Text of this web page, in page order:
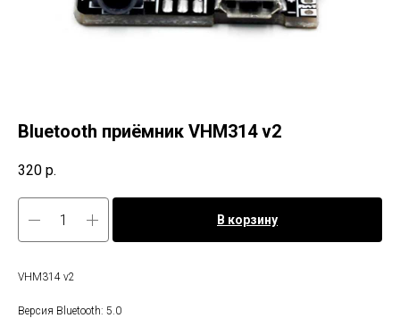
Bluetooth приёмник VHM314 v2
320 р.
В корзину
VHM314 v2
Версия Bluetooth: 5.0